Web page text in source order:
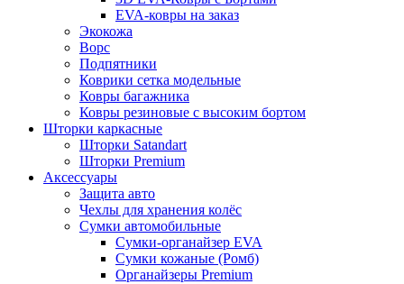
EVA-ковры на заказ
Экокожа
Ворс
Подпятники
Коврики сетка модельные
Ковры багажника
Ковры резиновые с высоким бортом
Шторки каркасные
Шторки Satandart
Шторки Premium
Аксессуары
Защита авто
Чехлы для хранения колёс
Сумки автомобильные
Сумки-органайзер EVA
Сумки кожаные (Ромб)
Органайзеры Premium